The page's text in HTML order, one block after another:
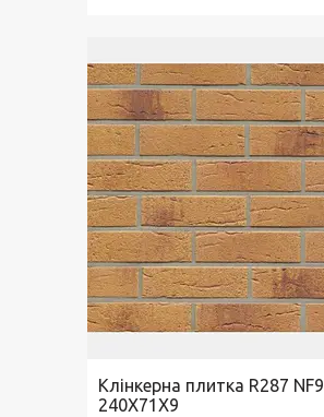
Клінкерна плитка R287 NF9
240X71X9